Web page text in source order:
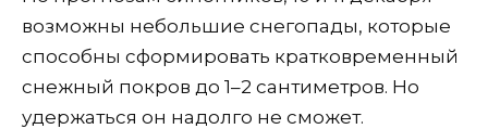
возможны небольшие снегопады, которые
способны сформировать кратковременный
снежный покров до 1–2 сантиметров. Но
удержаться он надолго не сможет.